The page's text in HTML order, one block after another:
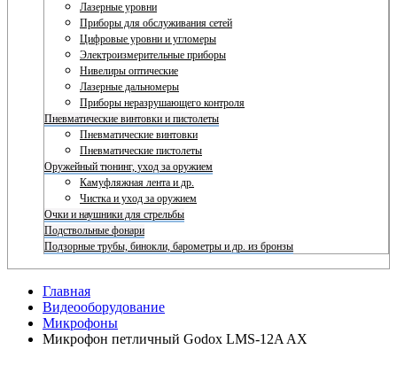
Лазерные уровни
Приборы для обслуживания сетей
Цифровые уровни и угломеры
Электроизмерительные приборы
Нивелиры оптические
Лазерные дальномеры
Приборы неразрушающего контроля
Пневматические винтовки и пистолеты
Пневматические винтовки
Пневматические пистолеты
Оружейный тюнинг, уход за оружием
Камуфляжная лента и др.
Чистка и уход за оружием
Очки и наушники для стрельбы
Подствольные фонари
Подзорные трубы, бинокли, барометры и др. из бронзы
Главная
Видеооборудование
Микрофоны
Микрофон петличный Godox LMS-12A AX